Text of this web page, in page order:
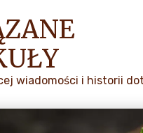
wiadomości i historii